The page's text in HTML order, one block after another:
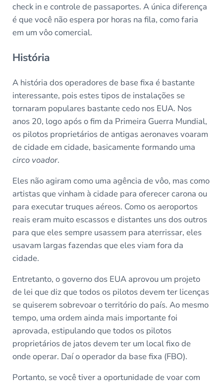
check in e controle de passaportes. A única diferença
é que você não espera por horas na fila, como faria
em um vôo comercial.
História
A história dos operadores de base fixa é bastante
interessante, pois estes tipos de instalações se
tornaram populares bastante cedo nos EUA. Nos
anos 20, logo após o fim da Primeira Guerra Mundial,
os pilotos proprietários de antigas aeronaves voaram
de cidade em cidade, basicamente formando uma
circo voador.
Eles não agiram como uma agência de vôo, mas como
artistas que vinham à cidade para oferecer carona ou
para executar truques aéreos. Como os aeroportos
reais eram muito escassos e distantes uns dos outros
para que eles sempre usassem para aterrissar, eles
usavam largas fazendas que eles viam fora da
cidade.
Entretanto, o governo dos EUA aprovou um projeto
de lei que diz que todos os pilotos devem ter licenças
se quiserem sobrevoar o território do país. Ao mesmo
tempo, uma ordem ainda mais importante foi
aprovada, estipulando que todos os pilotos
proprietários de jatos devem ter um local fixo de
onde operar. Daí o operador da base fixa (FBO).
Portanto, se você tiver a oportunidade de voar com